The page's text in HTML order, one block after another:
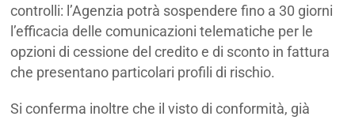
controlli: l’Agenzia potrà sospendere fino a 30 giorni
l’efficacia delle comunicazioni telematiche per le
opzioni di cessione del credito e di sconto in fattura
che presentano particolari profili di rischio.
Si conferma inoltre che il visto di conformità, già